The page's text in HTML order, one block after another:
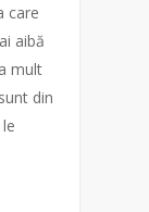
care
aibă
mult
din